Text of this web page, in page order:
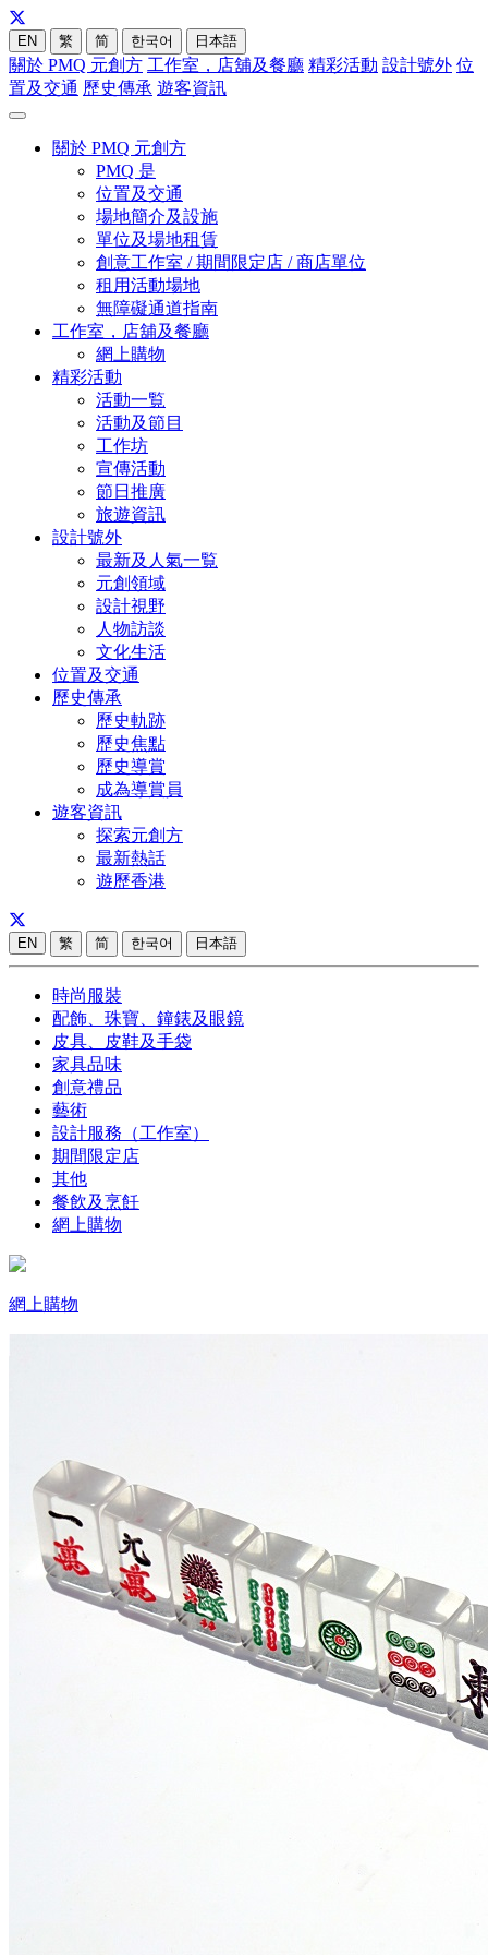
EN 繁 简 한국어 日本語
關於 PMQ 元創方 工作室，店舖及餐廳 精彩活動 設計號外 位
置及交通 歷史傳承 遊客資訊
關於 PMQ 元創方
PMQ 是
位置及交通
場地簡介及設施
單位及場地租賃
創意工作室 / 期間限定店 / 商店單位
租用活動場地
無障礙通道指南
工作室，店舖及餐廳
網上購物
精彩活動
活動一覧
活動及節目
工作坊
宣傳活動
節日推廣
旅遊資訊
設計號外
最新及人氣一覧
元創領域
設計視野
人物訪談
文化生活
位置及交通
歷史傳承
歷史軌跡
歷史焦點
歷史導賞
成為導賞員
遊客資訊
探索元創方
最新熱話
遊歷香港
EN 繁 简 한국어 日本語
時尚服裝
配飾、珠寶、鐘錶及眼鏡
皮具、皮鞋及手袋
家具品味
創意禮品
藝術
設計服務（工作室）
期間限定店
其他
餐飲及烹飪
網上購物
網上購物